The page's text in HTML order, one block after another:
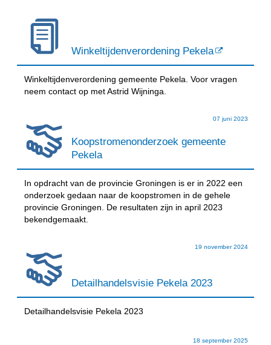
Winkeltijdenverordening Pekela
Winkeltijdenverordening gemeente Pekela. Voor vragen
neem contact op met Astrid Wijninga.
Koopstromenonderzoek gemeente
Pekela
07 juni 2023
In opdracht van de provincie Groningen is er in 2022 een
onderzoek gedaan naar de koopstromen in de gehele
provincie Groningen. De resultaten zijn in april 2023
bekendgemaakt.
Detailhandelsvisie Pekela 2023
19 november 2024
Detailhandelsvisie Pekela 2023
18 september 2025